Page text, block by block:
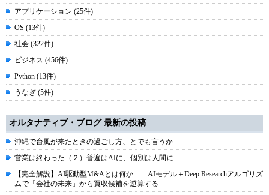
アプリケーション (25件)
OS (13件)
社会 (322件)
ビジネス (456件)
Python (13件)
うなぎ (5件)
オルタナティブ・ブログ 最新の投稿
沖縄で台風が来たときの過ごし方、とでも言うか
営業は終わった（２）普遍はAIに、個別は人間に
【完全解説】AI駆動型M&Aとは何か――AIモデル＋Deep Researchアルゴリズ
ムで「会社の未来」から買収候補を逆算する